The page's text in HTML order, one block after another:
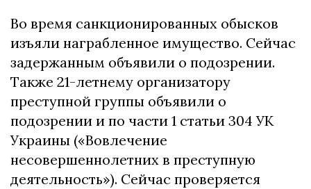
Во время санкционированных обысков
изъяли награбленное имущество. Сейчас
задержанным объявили о подозрении.
Также 21-летнему организатору
преступной группы объявили о
подозрении и по части 1 статьи 304 УК
Украины («Вовлечение
несовершеннолетних в преступную
деятельность»). Сейчас проверяется